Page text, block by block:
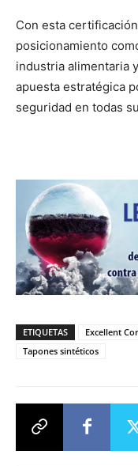
Con esta
posicionamiento
industria alimentaria
apuesta estratégica
seguridad en todas
ETIQUETAS Excellent
Tapones sintéticos